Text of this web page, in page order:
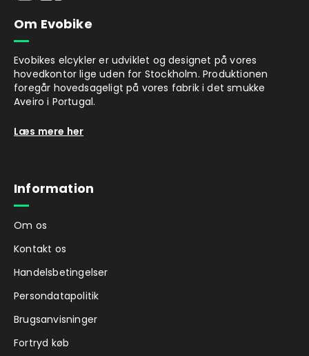
Om Evobike
Evobikes elcykler er udviklet og designet på vores
hovedkontor lige uden for Stockholm. Produktionen
foregår hovedsageligt på vores fabrik i det smukke
Aveiro i Portugal.
Læs mere her
Information
Om os
Kontakt os
Handelsbetingelser
Persondatapolitik
Brugsanvisninger
Fortryd køb